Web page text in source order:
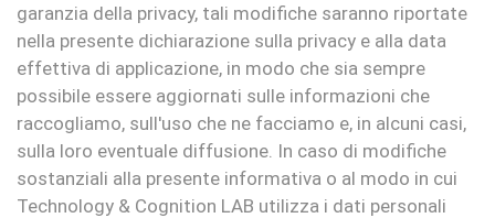
garanzia della privacy, tali modifiche saranno riportate
nella presente dichiarazione sulla privacy e alla data
effettiva di applicazione, in modo che sia sempre
possibile essere aggiornati sulle informazioni che
raccogliamo, sull'uso che ne facciamo e, in alcuni casi,
sulla loro eventuale diffusione. In caso di modifiche
sostanziali alla presente informativa o al modo in cui
Technology & Cognition LAB utilizza i dati personali